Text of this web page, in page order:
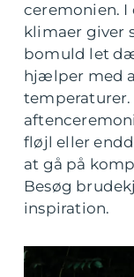
ceremonien. I
klimaer giver
bomuld let
hjælper med
temperaturer.
fløjl eller
at gå på
Besøg
inspiration.